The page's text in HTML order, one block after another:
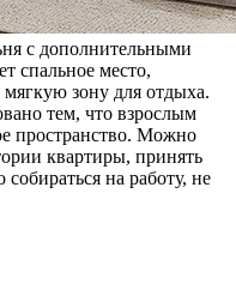
с дополнительными
спальное место,
зону для отдыха.
тем, что взрослым
пространство. Можно
квартиры, принять
на работу, не